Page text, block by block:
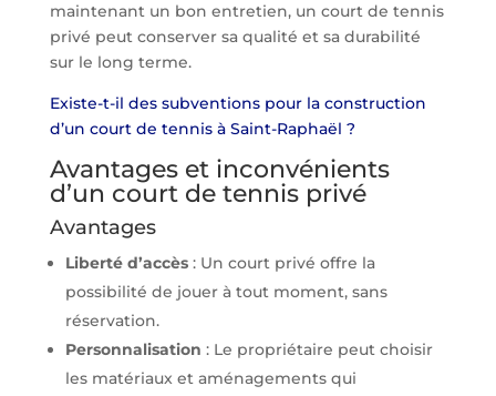
maintenant un bon entretien, un court de tennis
privé peut conserver sa qualité et sa durabilité
sur le long terme.
Existe-t-il des subventions pour la construction
d’un court de tennis à Saint-Raphaël ?
Avantages et inconvénients
d’un court de tennis privé
Avantages
Liberté d’accès: Un court privé offre la
possibilité de jouer à tout moment, sans
réservation.
Personnalisation : Le propriétaire peut choisir
les matériaux et aménagements qui